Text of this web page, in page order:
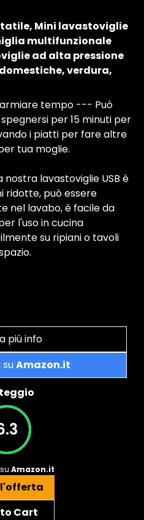
Mini lavastoviglie
multifunzionale
ad alta pressione
verdura,
tempo --- Può
per 15 minuti per
i piatti per fare altre
tua moglie.
lavastoviglie USB è
ridotte, può essere
nel lavabo, è facile da
l'uso in cucina
su ripiani o tavoli
più info
Amazon.it
Amazon.it
Cart